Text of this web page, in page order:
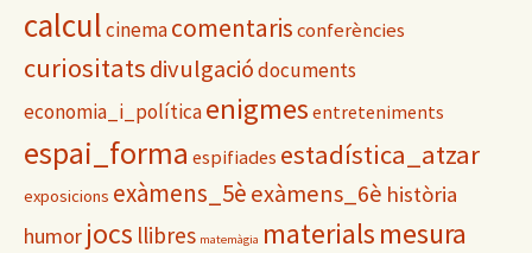
e
calculcinemacomentarisconferències
curiositatsdivulgaciódocuments
economia_i_políticaenigmes entreteniments
espai_forma espifiades estadística_atzar
exposicions exàmens_5èexàmens_6è història
humor jocs llibres matemàgia materialsmesura